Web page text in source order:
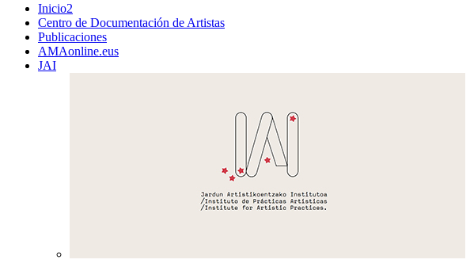
Inicio2
Centro de Documentación de Artistas
Publicaciones
AMAonline.eus
JAI